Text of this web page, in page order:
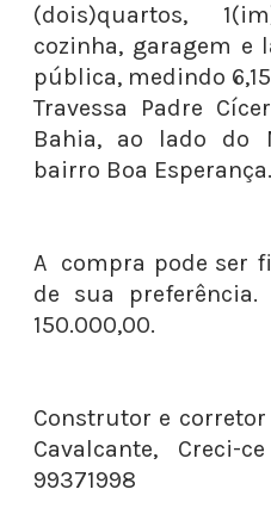
(dois)quartos,
cozinha, garagem e
pública, medindo
Travessa Padre
Bahia, ao lado do
bairro Boa Esperança.
A compra pode ser
de sua
150.000,00.
Construtor e
Cavalcante, Creci-
99371998